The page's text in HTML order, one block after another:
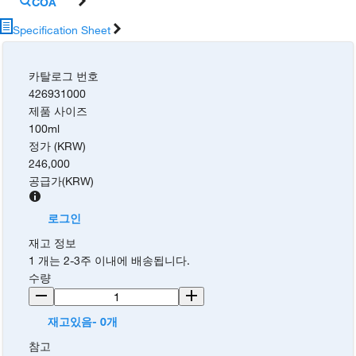
Specification Sheet
카탈로그 번호
426931000
제품 사이즈
100ml
정가 (KRW)
246,000
공급가(KRW)
로그인
재고 정보
1 개는 2-3주 이내에 배송됩니다.
수량
재고있음- 0개
참고